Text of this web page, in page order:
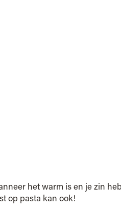
het warm is en je zin
op pasta kan ook!